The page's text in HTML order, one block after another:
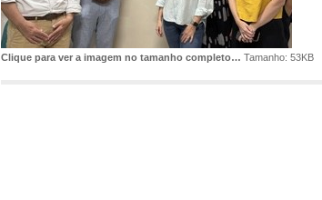
Clique para ver a imagem no tamanho completo… Tamanho: 53KB